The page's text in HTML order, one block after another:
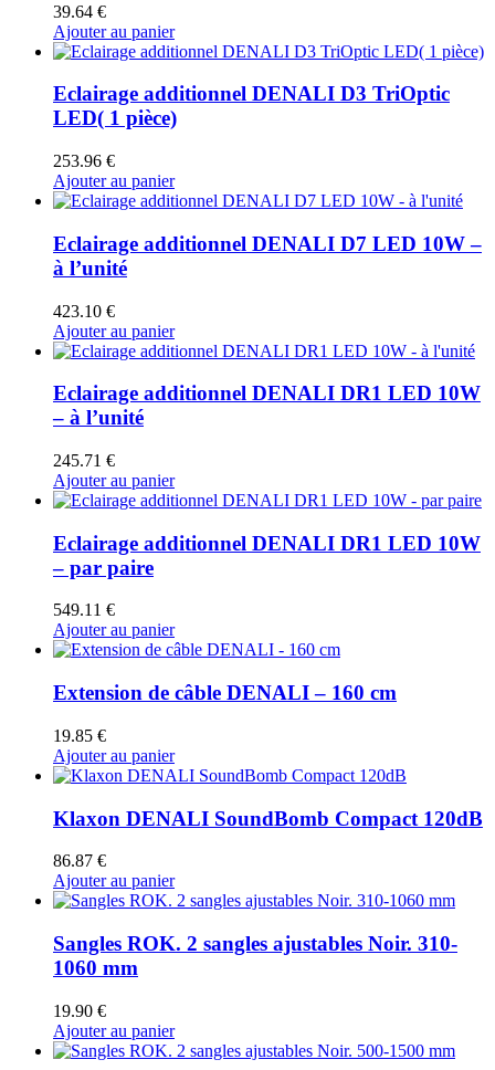
39.64 €
Ajouter au panier
Eclairage additionnel DENALI D3 TriOptic
LED( 1 pièce)
253.96 €
Ajouter au panier
Eclairage additionnel DENALI D7 LED 10W –
à l’unité
423.10 €
Ajouter au panier
Eclairage additionnel DENALI DR1 LED 10W
– à l’unité
245.71 €
Ajouter au panier
Eclairage additionnel DENALI DR1 LED 10W
– par paire
549.11 €
Ajouter au panier
Extension de câble DENALI – 160 cm
19.85 €
Ajouter au panier
Klaxon DENALI SoundBomb Compact 120dB
86.87 €
Ajouter au panier
Sangles ROK. 2 sangles ajustables Noir. 310-
1060 mm
19.90 €
Ajouter au panier